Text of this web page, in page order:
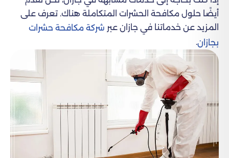
أيضًا حلول مكافحة الحشرات المتكاملة هناك. تعرف على
المزيد عن خدماتنا في جازان عبر شركة مكافحة حشرات
بجازان.